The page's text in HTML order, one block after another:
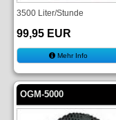
3500 Liter/Stunde
99,95 EUR
Mehr Info
OGM-5000